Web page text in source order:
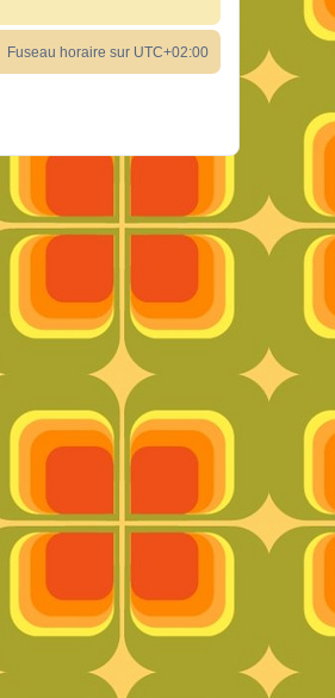
Fuseau horaire sur UTC+02:00